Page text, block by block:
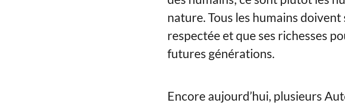
nature. Tous les humains doivent
respectée et que ses richesses
futures générations.
Encore aujourd’hui, plusieurs